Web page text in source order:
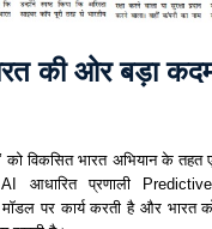
की ओर बड़ा
को विकसित भारत अभियान के तहत
आधारित प्रणाली
पर कार्य करती है और भारत को